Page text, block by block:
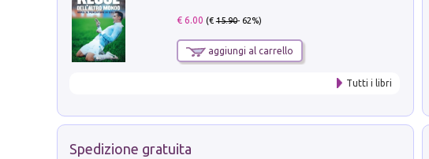
€ 6.00 (€15.90- 62%)
aggiungi al carrello
Tutti i libri
Spedizione gratuita